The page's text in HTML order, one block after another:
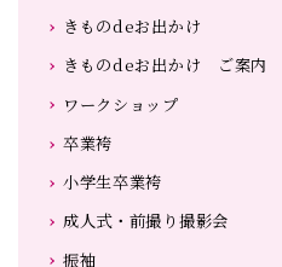
きものdeお出かけ
きものdeお出かけ ご案内
ワークショップ
卒業袴
小学生卒業袴
成人式・前撮り撮影会
振袖